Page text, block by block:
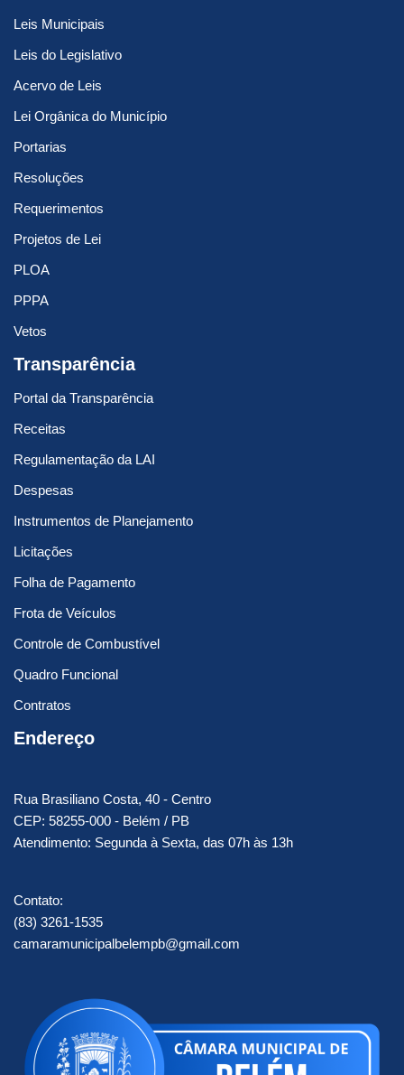
Leis Municipais
Leis do Legislativo
Acervo de Leis
Lei Orgânica do Município
Portarias
Resoluções
Requerimentos
Projetos de Lei
PLOA
PPPA
Vetos
Transparência
Portal da Transparência
Receitas
Regulamentação da LAI
Despesas
Instrumentos de Planejamento
Licitações
Folha de Pagamento
Frota de Veículos
Controle de Combustível
Quadro Funcional
Contratos
Endereço
Rua Brasiliano Costa, 40 - Centro
CEP: 58255-000 - Belém / PB
Atendimento: Segunda à Sexta, das 07h às 13h
Contato:
(83) 3261-1535
camaramunicipalbelempb@gmail.com